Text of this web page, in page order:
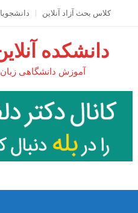
کلاس بحث آزاد آنلاين
دانشکده
آموزش دانشگاهی